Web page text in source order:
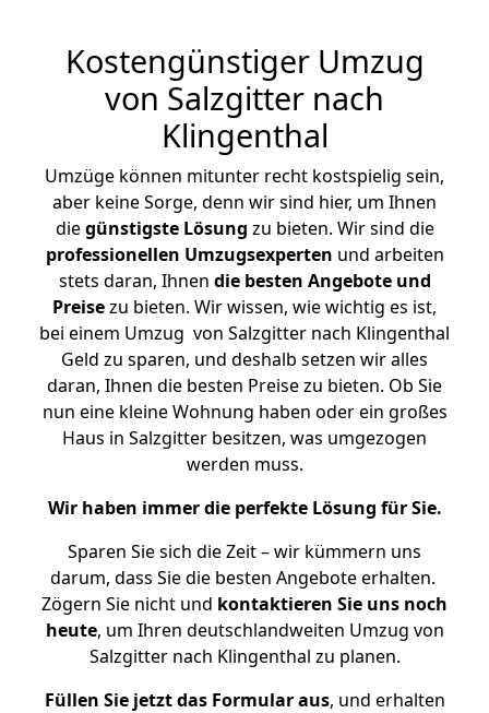
Kostengünstiger Umzug
von Salzgitter nach
Klingenthal
Umzüge können mitunter recht kostspielig sein,
aber keine Sorge, denn wir sind hier, um Ihnen
diegünstigste Lösung zu bieten. Wir sind die
professionellen Umzugsexperten und arbeiten
stets daran, Ihnen die besten Angebote und
Preisezu bieten. Wir wissen, wie wichtig es ist,
bei einem Umzug von Salzgitter nach Klingenthal
Geld zu sparen, und deshalb setzen wir alles
daran, Ihnen die besten Preise zu bieten. Ob Sie
nun eine kleine Wohnung haben oder ein großes
Haus in Salzgitter besitzen, was umgezogen
werden muss.
Wir haben immer die perfekte Lösung für Sie.
Sparen Sie sich die Zeit – wir kümmern uns
darum, dass Sie die besten Angebote erhalten.
Zögern Sie nicht und kontaktieren Sie uns noch
heute, um Ihren deutschlandweiten Umzug von
Salzgitter nach Klingenthal zu planen.
Füllen Sie jetzt das Formular aus, und erhalten